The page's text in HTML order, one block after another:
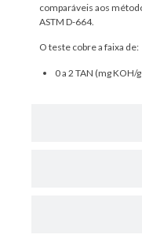
comparáveis aos
ASTM D-664.
O teste cobre a faixa de:
0 a 2 TAN (mg KOH/